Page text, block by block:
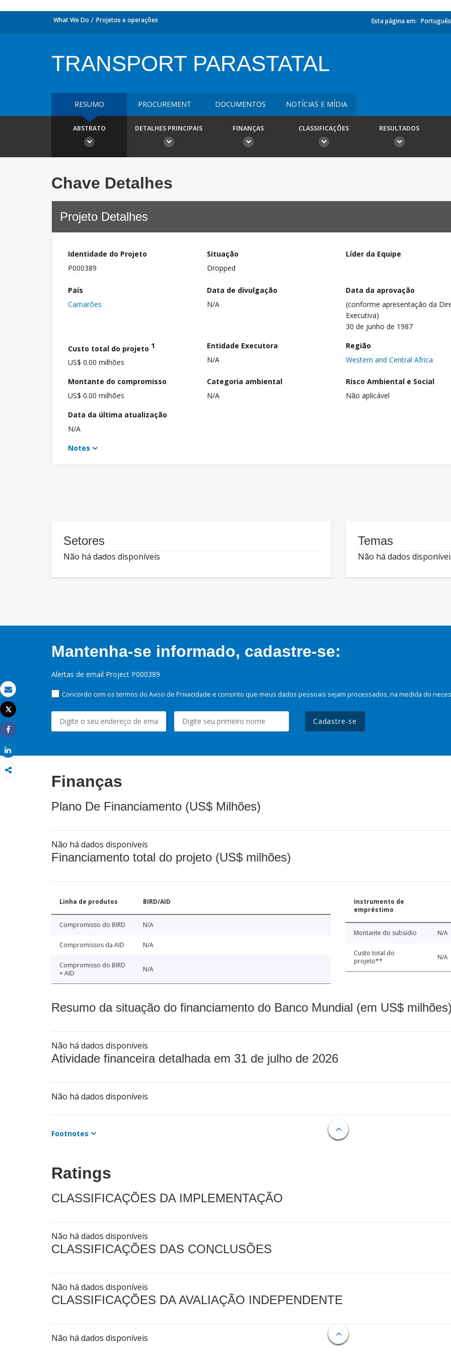
Email
Imprimir
Tweet
Share
What We Do Projetos e operações Esta página em: Português
TRANSPORT PARASTATAL
RESUMO PROCUREMENT DOCUMENTOS NOTÍCIAS E MÍDIA
ABSTRATO DETALHES PRINCIPAIS FINANÇAS CLASSIFICAÇÕES RESULTADOS
Chave Detalhes
Projeto Detalhes
Identidade do Projeto
P000389
Situação
Dropped
Líder da Equipe
País
Camarões
Data de divulgação
N/A
Data da aprovação
(conforme apresentação da
Executiva)
30 de junho de 1987
Custo total do projeto 1
US$ 0.00 milhões
Entidade Executora
N/A
Região
Western and Central Africa
Montante do compromisso
US$ 0.00 milhões
Categoria ambiental
N/A
Risco Ambiental e Social
Não aplicável
Data da última atualização
N/A
Notes
Setores
Não há dados disponíveis
Temas
Não há dados
Mantenha-se informado, cadastre-se:
Alertas de email Project P000389
Concordo com os termos do Aviso de Privacidade e consinto que meus dados pessoais sejam processados, na medida do
Cadastre-se
Finanças
Plano De Financiamento (US$ Milhões)
Não há dados disponíveis
Financiamento total do projeto (US$ milhões)
Linha de produtos BIRD/AID
Compromisso do BIRD N/A
Compromissos da AID N/A
Compromisso do BIRD
+ AID
N/A
Instrumento de
empréstimo
Montante do subsídio N/A
Custo total do
projeto**
N/A
Resumo da situação do financiamento do Banco Mundial (em US$
Não há dados disponíveis
Atividade financeira detalhada em 31 de julho de 2026
Não há dados disponíveis
Footnotes
Ratings
CLASSIFICAÇÕES DA IMPLEMENTAÇÃO
Não há dados disponíveis
CLASSIFICAÇÕES DAS CONCLUSÕES
Não há dados disponíveis
CLASSIFICAÇÕES DA AVALIAÇÃO INDEPENDENTE
Não há dados disponíveis